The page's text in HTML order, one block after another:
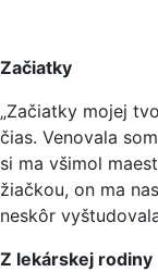
Začiatky
„Začiatky mojej
čias. Venovala
si ma všimol
žiačkou, on ma
neskôr
Z lekárskej rodiny